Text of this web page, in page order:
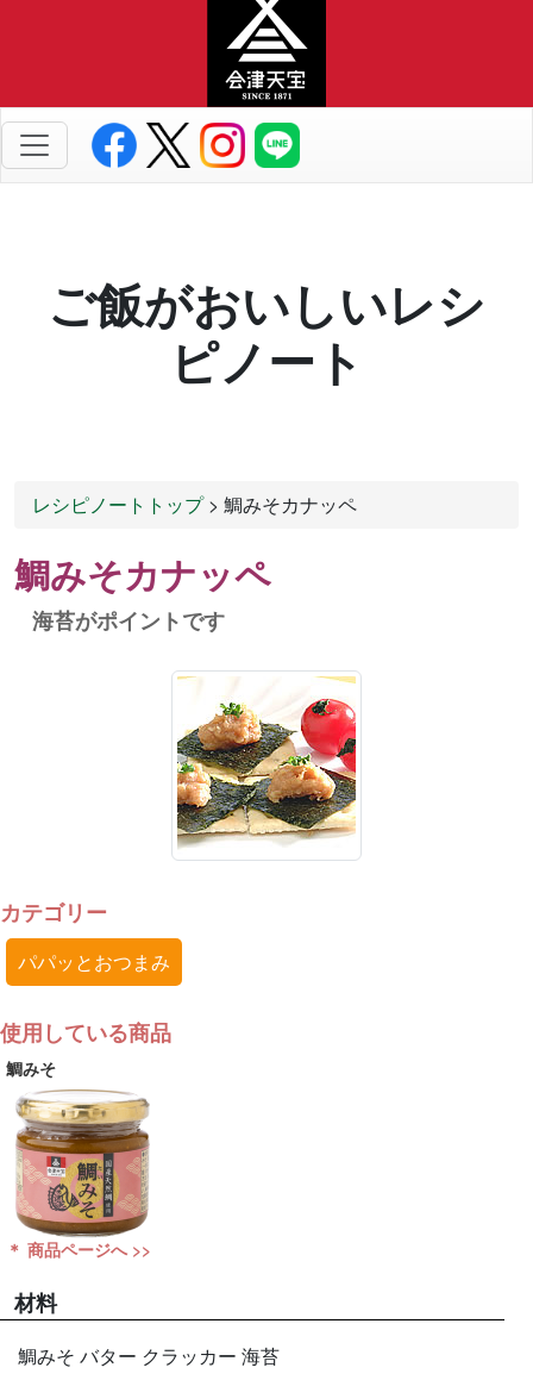
ご飯がおいしいレシ
ピノート
レシピノートトップ> 鯛みそカナッペ
鯛みそカナッペ
海苔がポイントです
カテゴリー
パパッとおつまみ
使用している商品
鯛みそ
＊ 商品ページへ >>
材料
鯛みそ バター クラッカー 海苔